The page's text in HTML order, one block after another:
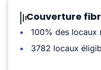
Couverture
100% des locaux
3782 locaux